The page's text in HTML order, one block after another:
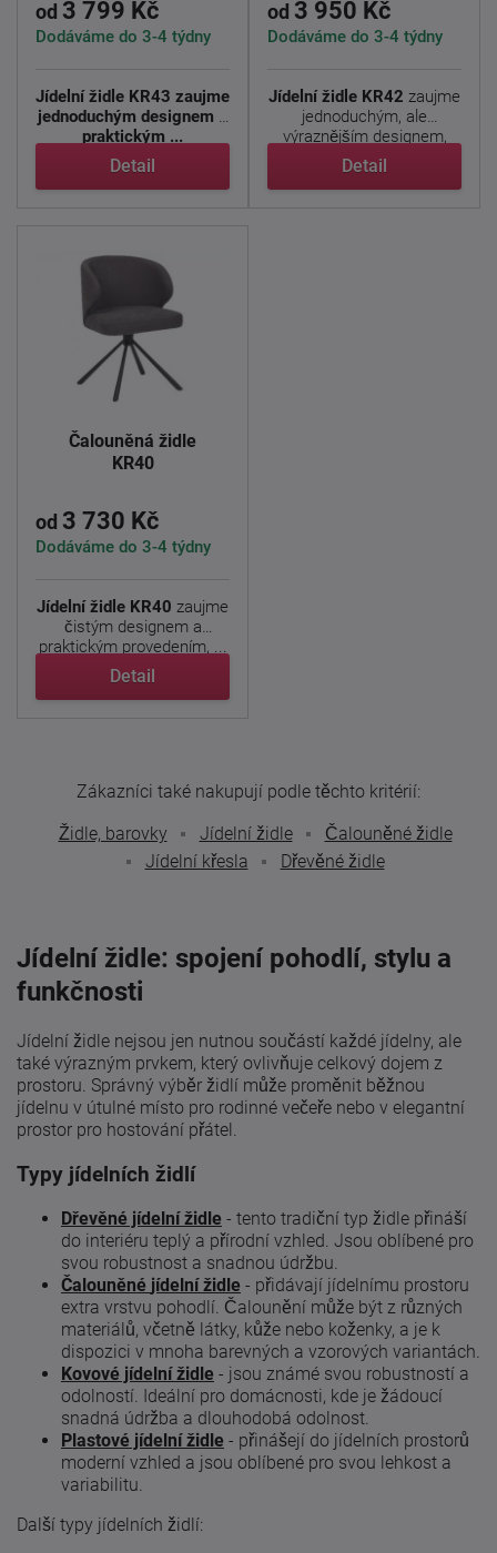
od 3 799 Kč
Dodáváme do 3-4 týdny
Jídelní židle KR43 zaujme
jednoduchým designem a
praktickým ...
Detail
od 3 950 Kč
Dodáváme do 3-4 týdny
Jídelní židle KR42 zaujme
jednoduchým, ale
výraznějším designem,
který ...
Detail
Čalouněná židle
KR40
od 3 730 Kč
Dodáváme do 3-4 týdny
Jídelní židle KR40 zaujme
čistým designem a
praktickým provedením, ...
Detail
Zákazníci také nakupují podle těchto kritérií:
Židle, barovky
Jídelní židle
Čalouněné židle
Jídelní křesla
Dřevěné židle
Jídelní židle: spojení pohodlí, stylu a
funkčnosti
Jídelní židle nejsou jen nutnou součástí každé jídelny, ale
také výrazným prvkem, který ovlivňuje celkový dojem z
prostoru. Správný výběr židlí může proměnit běžnou
jídelnu v útulné místo pro rodinné večeře nebo v elegantní
prostor pro hostování přátel.
Typy jídelních židlí
Dřevěné jídelní židle - tento tradiční typ židle přináší
do interiéru teplý a přírodní vzhled. Jsou oblíbené pro
svou robustnost a snadnou údržbu.
Čalouněné jídelnížidle - přidávají jídelnímu prostoru
extra vrstvu pohodlí. Čalounění může být z různých
materiálů, včetně látky, kůže nebo koženky, a je k
dispozici v mnoha barevných a vzorových variantách.
Kovové jídelní židle - jsou známé svou robustností a
odolností. Ideální pro domácnosti, kde je žádoucí
snadná údržba a dlouhodobá odolnost.
Plastové jídelní židle - přinášejí do jídelních prostorů
moderní vzhled a jsou oblíbené pro svou lehkost a
variabilitu.
Další typy jídelních židlí: